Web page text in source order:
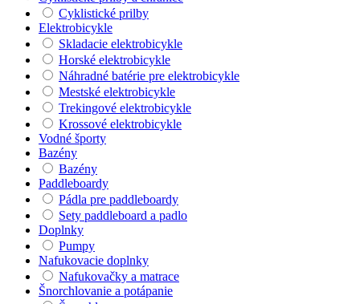
Cyklistické prilby
Elektrobicykle
Skladacie elektrobicykle
Horské elektrobicykle
Náhradné batérie pre elektrobicykle
Mestské elektrobicykle
Trekingové elektrobicykle
Krossové elektrobicykle
Vodné športy
Bazény
Bazény
Paddleboardy
Pádla pre paddleboardy
Sety paddleboard a padlo
Doplnky
Pumpy
Nafukovacie doplnky
Nafukovačky a matrace
Šnorchlovanie a potápanie